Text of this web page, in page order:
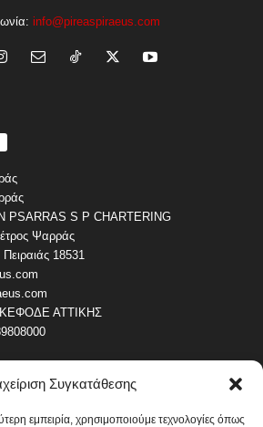
Συγκατάθεσης
εμπειρία, χρησιμοποιούμε τεχνολογίες όπως
info@pireaspiraeus.com
PSARRAS S P CHARTERING
Ψαρράς
18531
ΑΤΤΙΚΗΣ
4486